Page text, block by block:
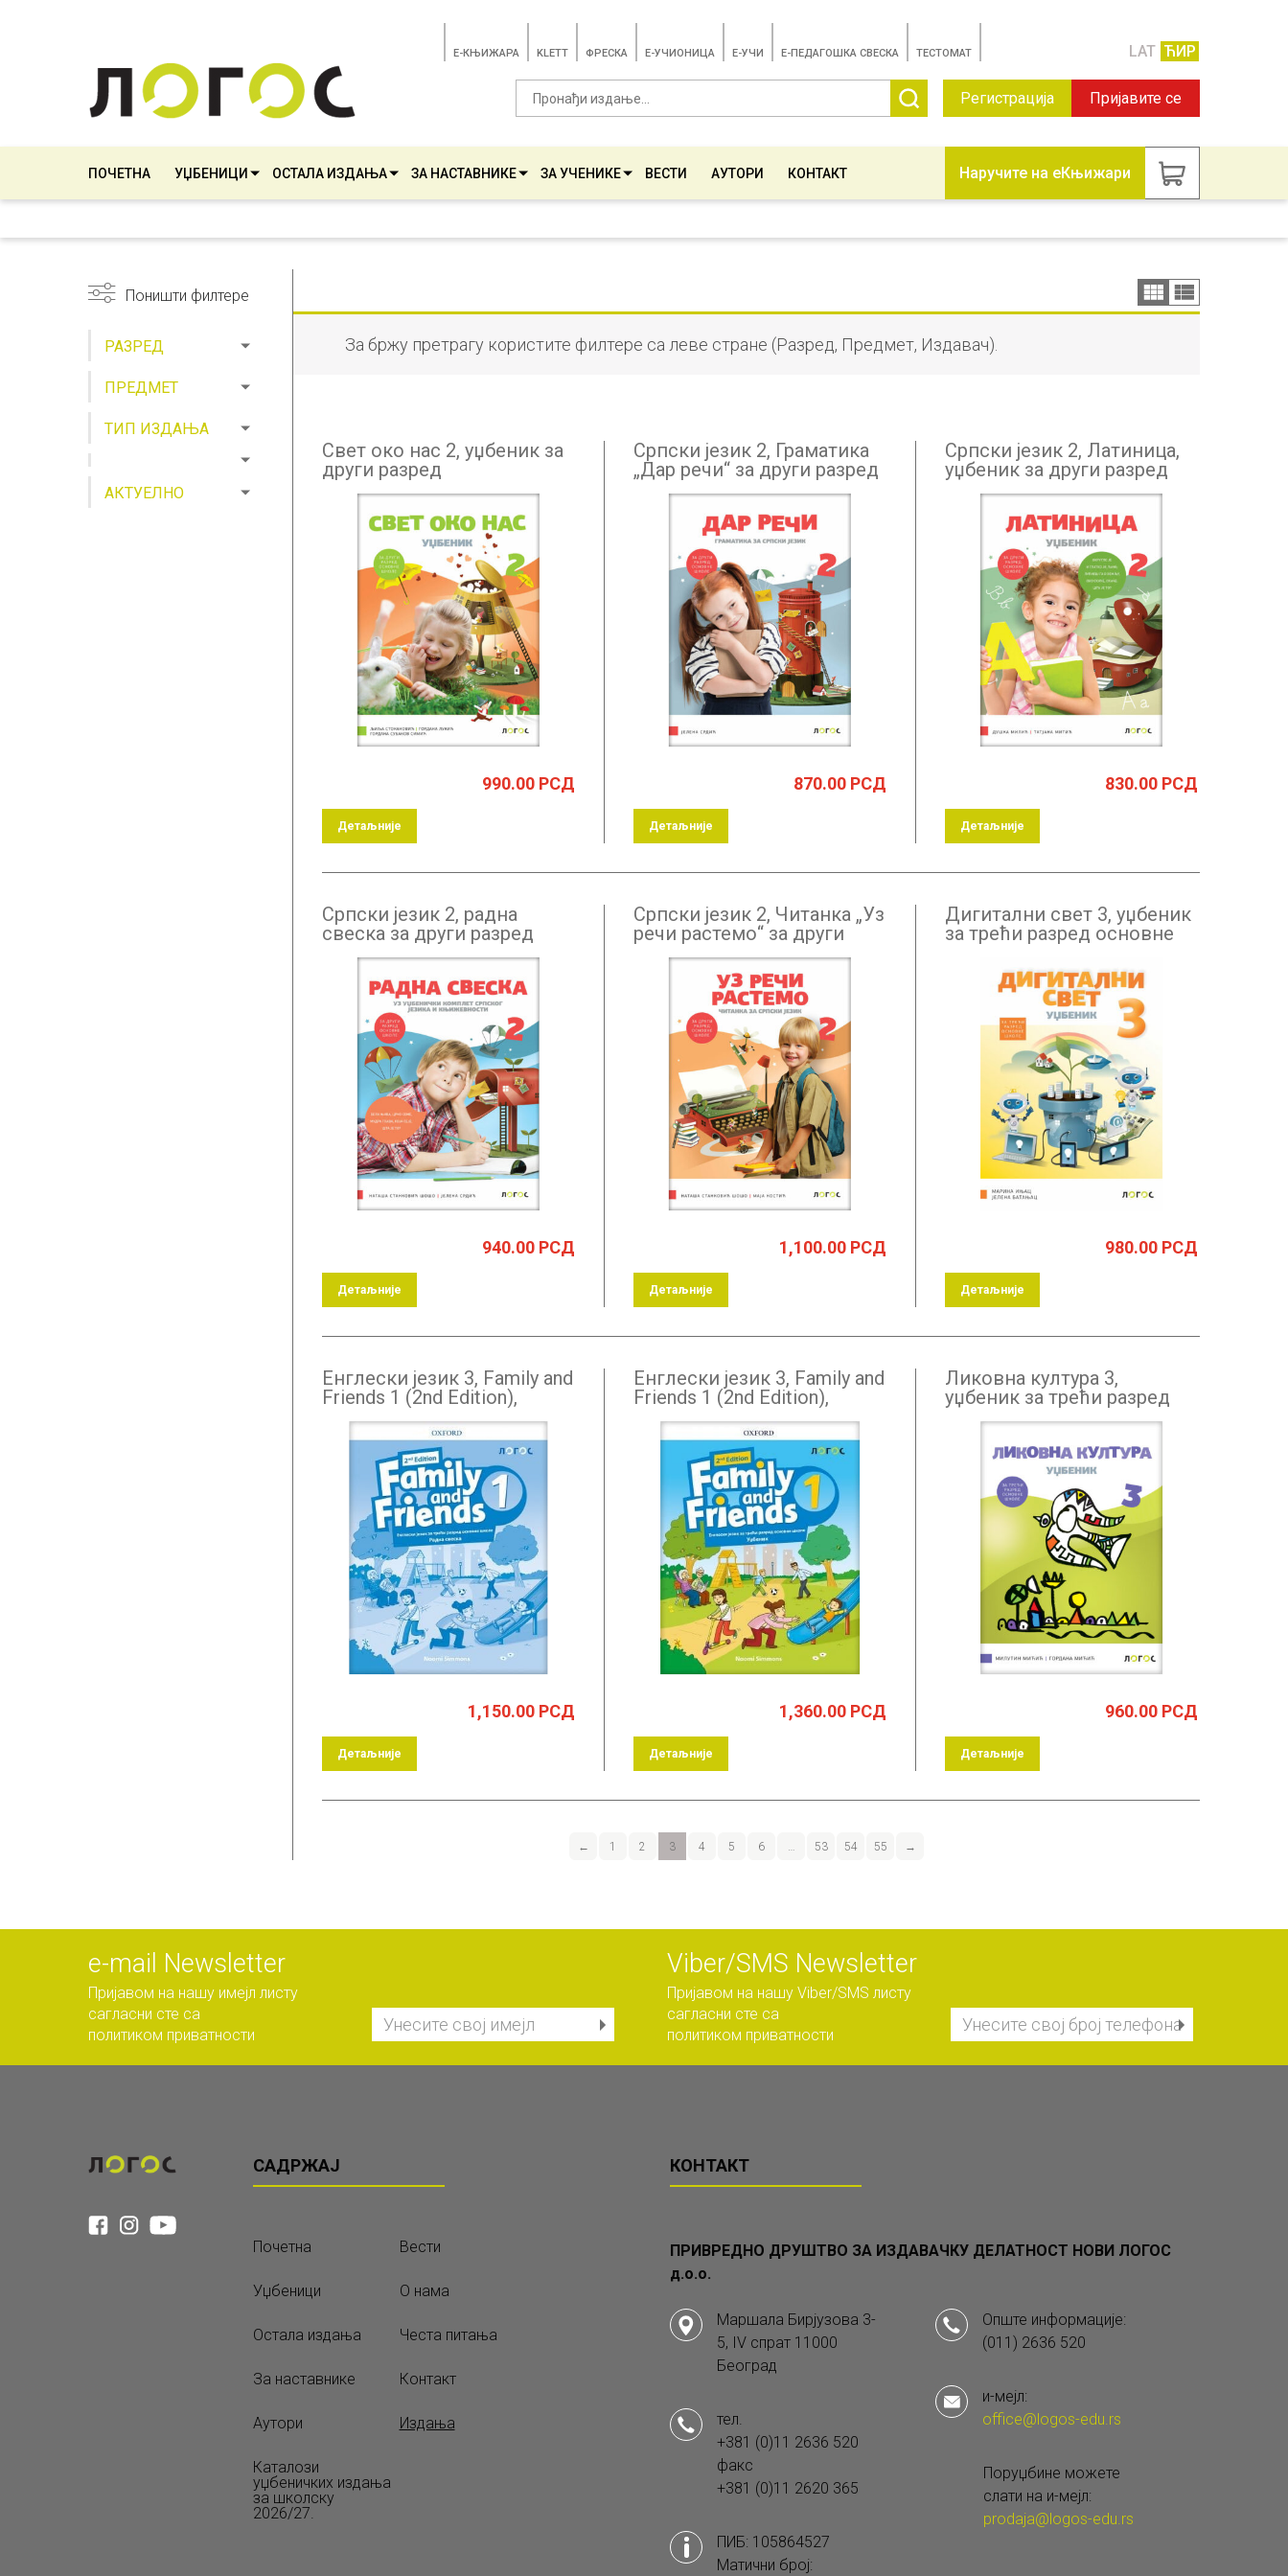
E-КЊИЖАРА KLETT ФРЕСКА E-УЧИОНИЦА E-УЧИ Е-ПЕДАГОШКА СВЕСКА TЕСТОМАТ LAT ЋИР
Регистрација Пријавите се
ПОЧЕТНА УЏБЕНИЦИ ОСТАЛА ИЗДАЊА ЗА НАСТАВНИКЕ ЗА УЧЕНИКЕ ВЕСТИ АУТОРИ КОНТАКТ Наручите на еКњижари
Поништи филтере
РАЗРЕД
ПРЕДМЕТ
ТИП ИЗДАЊА
АКТУЕЛНО
За бржу претрагу користите филтере са леве стране (Разред, Предмет, Издавач).
Свет око нас 2, уџбеник за
други разред
990.00РСД
Детаљније
Српски језик 2, Граматика
„Дар речи“ за други разред
870.00РСД
Детаљније
Српски језик 2, Латиница,
уџбеник за други разред
830.00РСД
Детаљније
Српски језик 2, радна
свеска за други разред
940.00РСД
Детаљније
Српски језик 2, Читанка „Уз
речи растемо“ за други
разред
1,100.00РСД
Детаљније
Дигитални свет 3, уџбеник
за трећи разред основне
980.00РСД
Детаљније
Енглески језик 3, Family and
Friends 1 (2nd Edition),
радна свеска за трећи
разред
1,150.00РСД
Детаљније
Енглески језик 3, Family and
Friends 1 (2nd Edition),
уџбеник за трећи разред +
1,360.00РСД
Детаљније
Ликовна култура 3,
уџбеник за трећи разред
960.00РСД
Детаљније
← 1 2 3 4 5 6 … 53 54 55 →
е-mail Newsletter
Пријавом на нашу имејл листу
сагласни сте са
политиком приватности
Viber/SMS Newsletter
Пријавом на нашу Viber/SMS листу
сагласни сте са
политиком приватности
САДРЖАЈ
Почетна Вести
Уџбеници О нама
Остала издања Честа питања
За наставнике Контакт
Аутори Издања
Каталози
уџбеничких издања
за школску
2026/27.
КОНТАКТ
ПРИВРЕДНО ДРУШТВО ЗА ИЗДАВАЧКУ ДЕЛАТНОСТ НОВИ ЛОГОС
д.о.о.
Маршала Бирјузова 3-
5, IV спрат 11000
Београд
тел.
+381 (0)11 2636 520
факс
+381 (0)11 2620 365
ПИБ: 105864527
Матични број:
Опште информације:
(011) 2636 520
и-мејл:
office@logos-edu.rs
Поруџбине можете
слати на и-мејл:
prodaja@logos-edu.rs